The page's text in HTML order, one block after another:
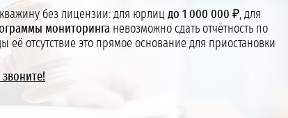
без лицензии: для юрлиц до 1 000 000 ₽, для
мониторинга невозможно сдать отчётность по
отсутствие это прямое основание для приостановки